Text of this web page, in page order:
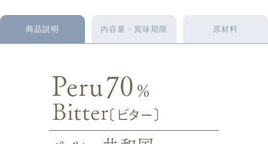
商品説明 内容量・賞味期限 原材料